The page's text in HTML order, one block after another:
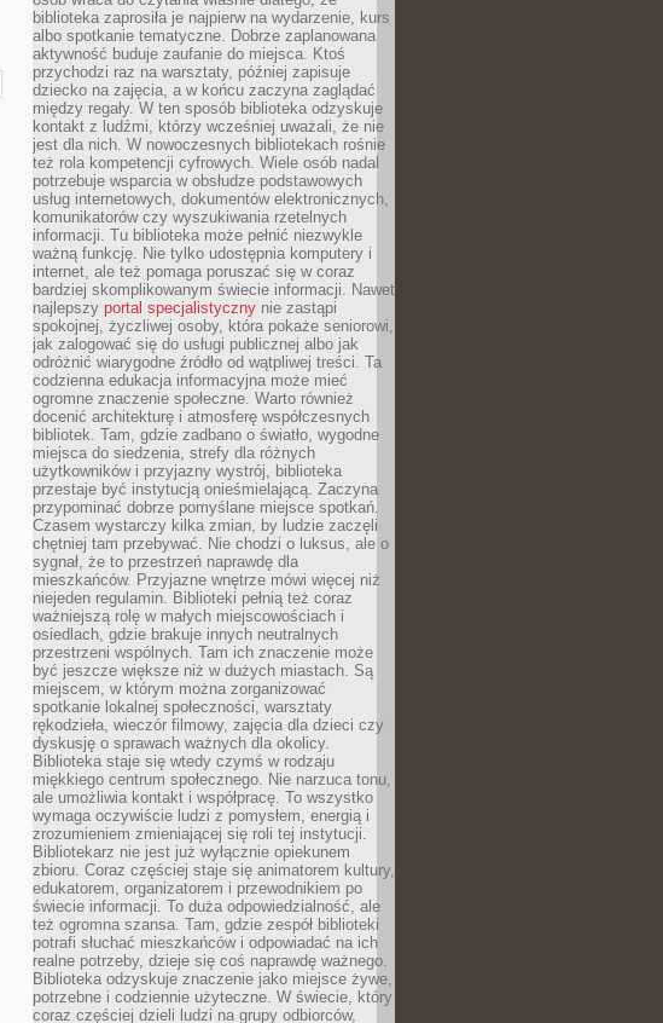
biblioteka zaprosiła je najpierw na wydarzenie, kurs
albo spotkanie tematyczne. Dobrze zaplanowana
aktywność buduje zaufanie do miejsca. Ktoś
przychodzi raz na warsztaty, później zapisuje
dziecko na zajęcia, a w końcu zaczyna zaglądać
między regały. W ten sposób biblioteka odzyskuje
kontakt z ludźmi, którzy wcześniej uważali, że nie
jest dla nich. W nowoczesnych bibliotekach rośnie
też rola kompetencji cyfrowych. Wiele osób nadal
potrzebuje wsparcia w obsłudze podstawowych
usług internetowych, dokumentów elektronicznych,
komunikatorów czy wyszukiwania rzetelnych
informacji. Tu biblioteka może pełnić niezwykle
ważną funkcję. Nie tylko udostępnia komputery i
internet, ale też pomaga poruszać się w coraz
bardziej skomplikowanym świecie informacji. Nawet
najlepszy portal specjalistyczny nie zastąpi
spokojnej, życzliwej osoby, która pokaże seniorowi,
jak zalogować się do usługi publicznej albo jak
odróżnić wiarygodne źródło od wątpliwej treści. Ta
codzienna edukacja informacyjna może mieć
ogromne znaczenie społeczne. Warto również
docenić architekturę i atmosferę współczesnych
bibliotek. Tam, gdzie zadbano o światło, wygodne
miejsca do siedzenia, strefy dla różnych
użytkowników i przyjazny wystrój, biblioteka
przestaje być instytucją onieśmielającą. Zaczyna
przypominać dobrze pomyślane miejsce spotkań.
Czasem wystarczy kilka zmian, by ludzie zaczęli
chętniej tam przebywać. Nie chodzi o luksus, ale o
sygnał, że to przestrzeń naprawdę dla
mieszkańców. Przyjazne wnętrze mówi więcej niż
niejeden regulamin. Biblioteki pełnią też coraz
ważniejszą rolę w małych miejscowościach i
osiedlach, gdzie brakuje innych neutralnych
przestrzeni wspólnych. Tam ich znaczenie może
być jeszcze większe niż w dużych miastach. Są
miejscem, w którym można zorganizować
spotkanie lokalnej społeczności, warsztaty
rękodzieła, wieczór filmowy, zajęcia dla dzieci czy
dyskusję o sprawach ważnych dla okolicy.
Biblioteka staje się wtedy czymś w rodzaju
miękkiego centrum społecznego. Nie narzuca tonu,
ale umożliwia kontakt i współpracę. To wszystko
wymaga oczywiście ludzi z pomysłem, energią i
zrozumieniem zmieniającej się roli tej instytucji.
Bibliotekarz nie jest już wyłącznie opiekunem
zbioru. Coraz częściej staje się animatorem kultury,
edukatorem, organizatorem i przewodnikiem po
świecie informacji. To duża odpowiedzialność, ale
też ogromna szansa. Tam, gdzie zespół biblioteki
potrafi słuchać mieszkańców i odpowiadać na ich
realne potrzeby, dzieje się coś naprawdę ważnego.
Biblioteka odzyskuje znaczenie jako miejsce żywe,
potrzebne i codziennie użyteczne. W świecie, który
coraz częściej dzieli ludzi na grupy odbiorców,